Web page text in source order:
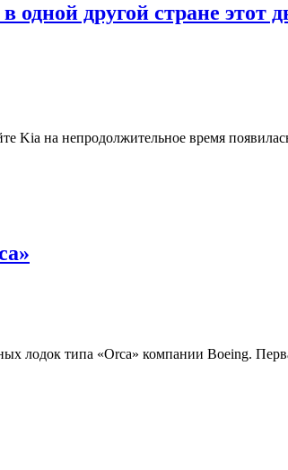
другой стране этот
Kia на непродолжительное время
лодок типа «Orca» компании Boeing.